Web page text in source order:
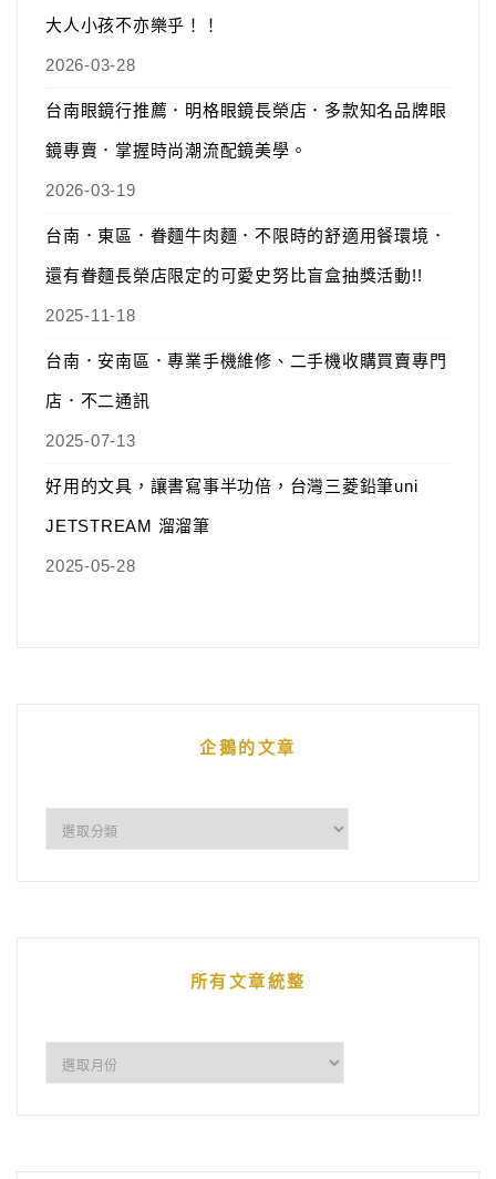
大人小孩不亦樂乎！！
2026-03-28
台南眼鏡行推薦．明格眼鏡長榮店．多款知名品牌眼
鏡專賣．掌握時尚潮流配鏡美學。
2026-03-19
台南．東區．眷麵牛肉麵．不限時的舒適用餐環境．
還有眷麵長榮店限定的可愛史努比盲盒抽獎活動!!
2025-11-18
台南．安南區．專業手機維修、二手機收購買賣專門
店．不二通訊
2025-07-13
好用的文具，讓書寫事半功倍，台灣三菱鉛筆uni
JETSTREAM 溜溜筆
2025-05-28
企鵝的文章
所有文章統整